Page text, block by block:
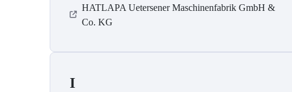
HATLAPA Uetersener Maschinenfabrik GmbH &
Co. KG
I